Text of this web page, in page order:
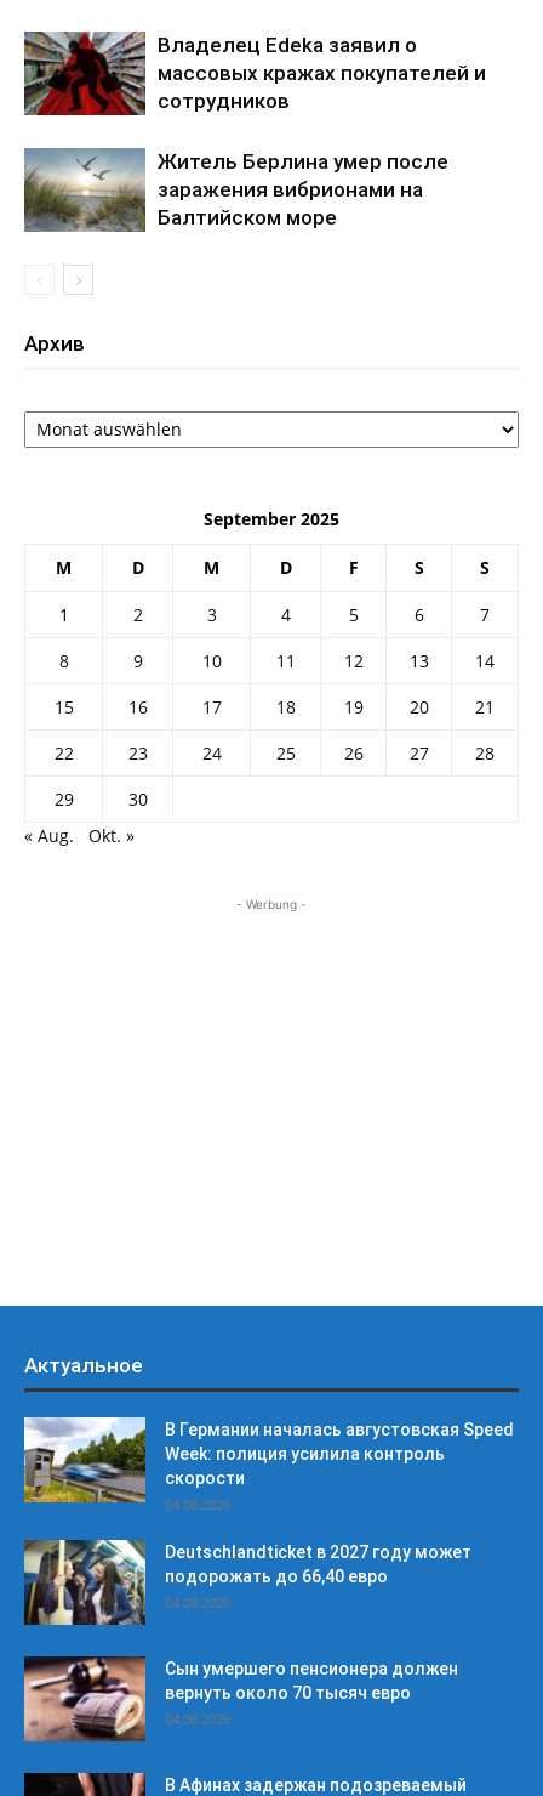
Владелец Edeka заявил о
массовых кражах покупателей и
сотрудников
Житель Берлина умер после
заражения вибрионами на
Балтийском море
Архив
Архив
September 2025
M D M D F S S
1 2 3 4 5 6
7
8
9 10 11 12 13
14
15
16 17 18 19 20
21
22
23 24 25 26 27
28
29
30
« Aug.
Okt. »
- Werbung -
Актуальное
В Германии началась августовская Speed
Week: полиция усилила контроль
скорости
04.08.2026
Deutschlandticket в 2027 году может
подорожать до 66,40 евро
04.08.2026
Сын умершего пенсионера должен
вернуть около 70 тысяч евро
04.08.2026
В Афинах задержан подозреваемый